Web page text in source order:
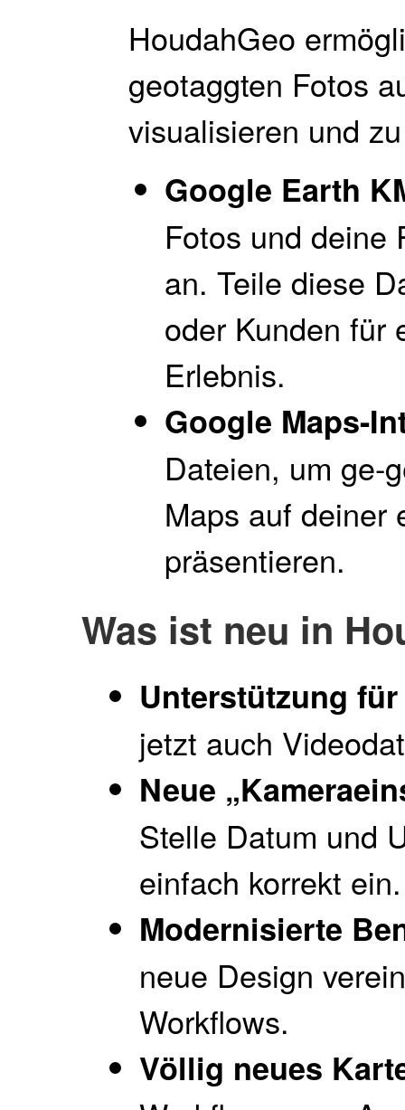
HoudahGeo
geotaggten Fotos
visualisieren und
Google Earth
Fotos und deine
an. Teile diese
oder Kunden für
Erlebnis.
Google Maps-
Dateien, um ge-
Maps auf deiner
präsentieren.
Was ist neu in
Unterstützung
jetzt auch
Neue
Stelle Datum und
einfach korrekt ein.
Modernisierte
neue Design
Workflows.
Völlig neues